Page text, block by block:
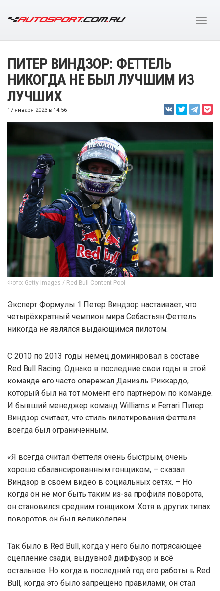
ПИТЕР ВИНДЗОР: ФЕТТЕЛЬ
НИКОГДА НЕ БЫЛ ЛУЧШИМ ИЗ
ЛУЧШИХ
17 января 2023 в 14:56
Фото: Getty Images / Red Bull Content Pool
Эксперт Формулы 1 Петер Виндзор настаивает, что
четырёхкратный чемпион мира Себастьян Феттель
никогда не являлся выдающимся пилотом.
С 2010 по 2013 годы немец доминировал в составе
Red Bull Racing. Однако в последние свои годы в этой
команде его часто опережал Даниэль Риккардо,
который был на тот момент его партнёром по команде.
И бывший менеджер команд Williams и Ferrari Питер
Виндзор считает, что стиль пилотирования Феттеля
всегда был ограниченным.
«Я всегда считал Феттеля очень быстрым, очень
хорошо сбалансированным гонщиком, – сказал
Виндзор в своём видео в социальных сетях. – Но
когда он не мог быть таким из-за профиля поворота,
он становился средним гонщиком. Хотя в других типах
поворотов он был великолепен.
Так было в Red Bull, когда у него было потрясающее
сцепление сзади, выдувной диффузор и всё
остальное. Но когда в последний год его работы в Red
Bull, когда это было запрещено правилами, он стал